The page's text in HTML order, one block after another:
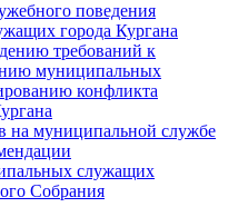
поведения
города Кургана
требований к
муниципальных
конфликта
на муниципальной службе
служащих
Cобрания